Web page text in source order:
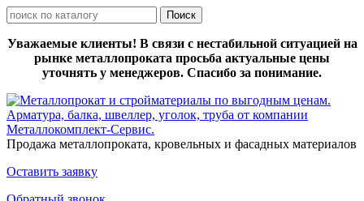
Уважаемые клиенты! В связи с нестабильной ситуацией на
рынке металлопроката просьба актуальные цены
уточнять у менеджеров. Спасибо за понимание.
Продажа металлопроката, кровельных и фасадных материалов
Оставить заявку